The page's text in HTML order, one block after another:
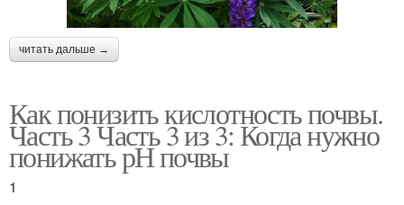
читать дальше →
Как понизить кислотность почвы.
Часть 3 Часть 3 из 3: Когда нужно
понижать рН почвы
1